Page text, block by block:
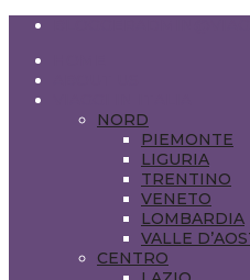
NORD
PIEMONTE
LIGURIA
TRENTINO
VENETO
LOMBARDIA
VALLE
CENTRO